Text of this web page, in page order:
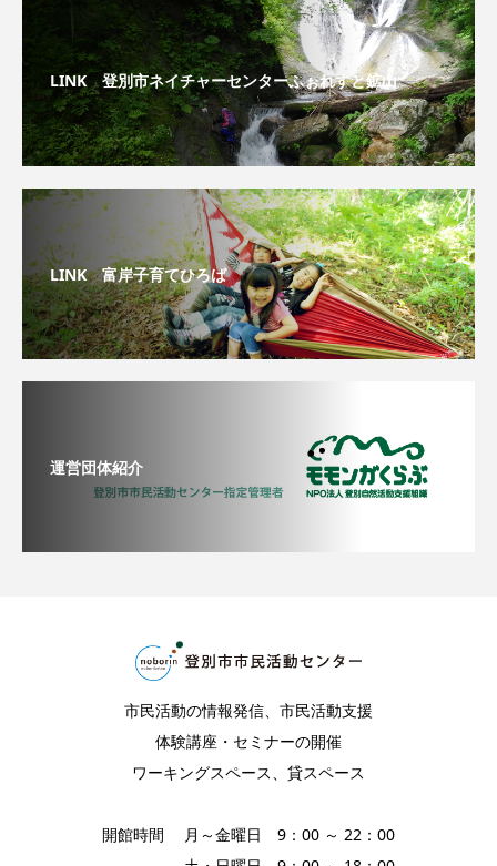
LINK 登別市ネイチャーセンターふぉれすと鉱山
LINK 富岸子育てひろば
運営団体紹介
市民活動の情報発信、市民活動支援
体験講座・セミナーの開催
ワーキングスペース、貸スペース
開館時間 月～金曜日 9：00 ～ 22：00